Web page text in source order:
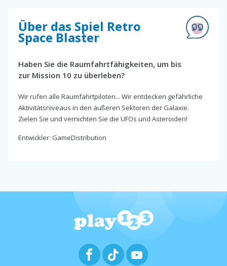
Über das Spiel Retro
Space Blaster
Haben Sie die Raumfahrtfähigkeiten, um bis
zur Mission 10 zu überleben?
Wir rufen alle Raumfahrtpiloten... Wir entdecken gefährliche
Aktivitätsniveaus in den äußeren Sektoren der Galaxie.
Zielen Sie und vernichten Sie die UFOs und Asteroiden!
Entwickler: GameDistribution